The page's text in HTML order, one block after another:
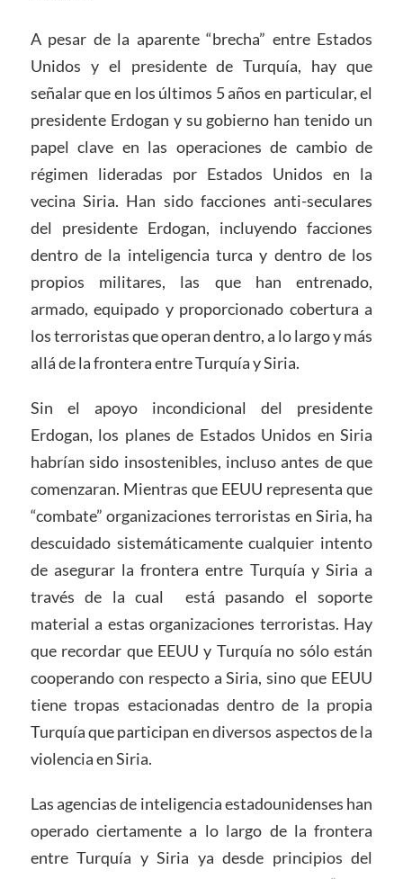
A pesar de la aparente “brecha” entre Estados
Unidos y el presidente de Turquía, hay que
señalar que en los últimos 5 años en particular, el
presidente Erdogan y su gobierno han tenido un
papel clave en las operaciones de cambio de
régimen lideradas por Estados Unidos en la
vecina Siria. Han sido facciones anti-seculares
del presidente Erdogan, incluyendo facciones
dentro de la inteligencia turca y dentro de los
propios militares, las que han entrenado,
armado, equipado y proporcionado cobertura a
los terroristas que operan dentro, a lo largo y más
allá de la frontera entre Turquía y Siria.
Sin el apoyo incondicional del presidente
Erdogan, los planes de Estados Unidos en Siria
habrían sido insostenibles, incluso antes de que
comenzaran. Mientras que EEUU representa que
“combate” organizaciones terroristas en Siria, ha
descuidado sistemáticamente cualquier intento
de asegurar la frontera entre Turquía y Siria a
través de la cual está pasando el soporte
material a estas organizaciones terroristas. Hay
que recordar que EEUU y Turquía no sólo están
cooperando con respecto a Siria, sino que EEUU
tiene tropas estacionadas dentro de la propia
Turquía que participan en diversos aspectos de la
violencia en Siria.
Las agencias de inteligencia estadounidenses han
operado ciertamente a lo largo de la frontera
entre Turquía y Siria ya desde principios del